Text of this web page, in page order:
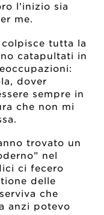
l’inizio sia
me.
tutta la
catapultati in
dover
sempre in
che non mi
trovato un
nel
ci fecero
delle
che
anzi potevo